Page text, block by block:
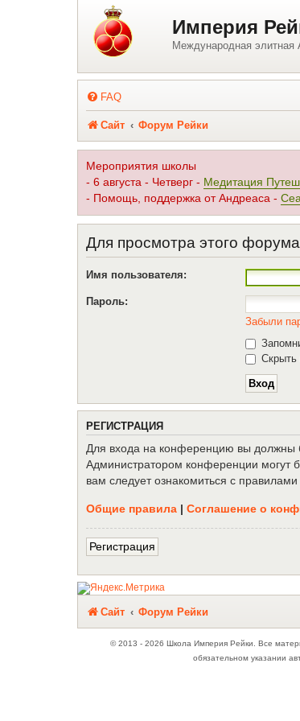
Регистрация Империя
Международная элитная
FAQ
Сайт Форум Рейки
Мероприятия школы
- 6 августа - Четверг - Медитация
- Помощь, поддержка от Андреаса -
Для просмотра этого
Имя пользователя:
Пароль:
Забыли
Скрыть
РЕГИСТРАЦИЯ
Для входа на конференцию вы должны
Администратором конференции могут
вам следует ознакомиться с
Общие правила | Соглашение о
Регистрация
Сайт Форум Рейки
Связаться с
© 2013 - 2026 Школа Империя Рейки. Все
обязательном указании